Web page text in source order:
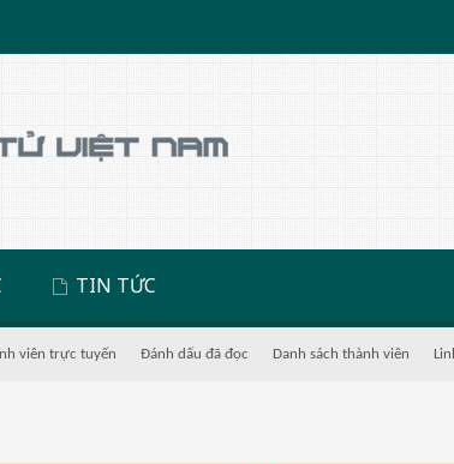
TIN TỨC
viên trực tuyến Đánh dấu đã đọc Danh sách thành viên